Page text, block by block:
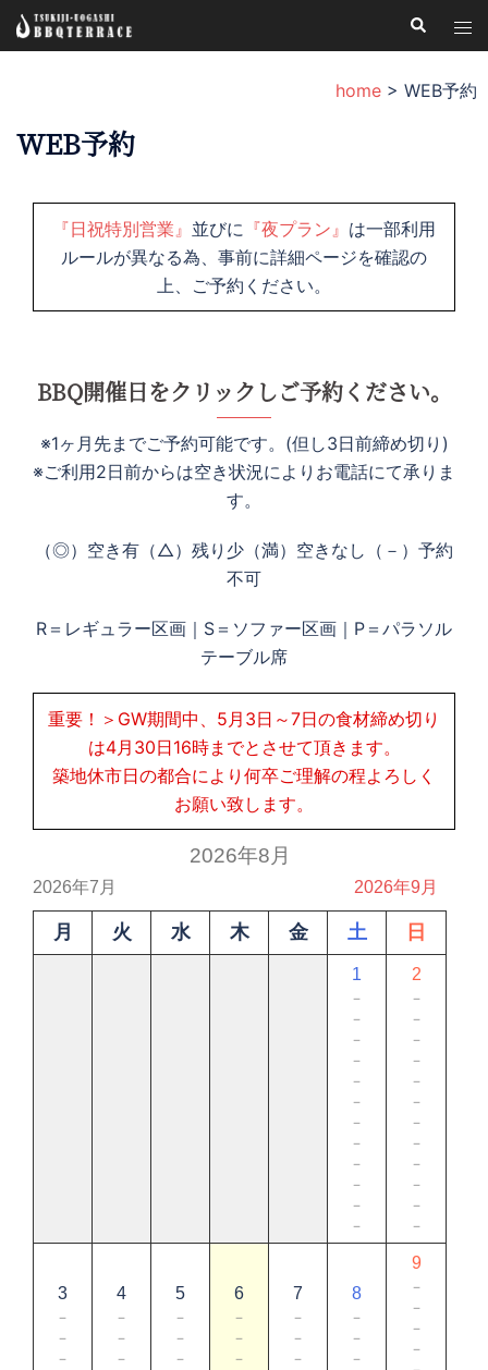
検
索
ト
グ
ル
home > WEB予約
WEB予約
『日祝特別営業』 並びに 『夜プラン』 は一部利用
ルールが異なる為、事前に詳細ページを確認の
上、ご予約ください。
BBQ開催日をクリックしご予約ください。
※1ヶ月先までご予約可能です。(但し3日前締め切り)
※ご利用2日前からは空き状況によりお電話にて承りま
す。
（◎）空き有（△）残り少（満）空きなし（－）予約
不可
R＝レギュラー区画｜S＝ソファー区画｜P＝パラソル
テーブル席
重要！＞GW期間中、5月3日～7日の食材締め切り
は4月30日16時までとさせて頂きます。
築地休市日の都合により何卒ご理解の程よろしく
お願い致します。
2026年8月
2026年7月 2026年9月
月 火 水 木 金 土 日
1
－
－
－
－
－
－
－
－
－
－
－
－
2
－
－
－
－
－
－
－
－
－
－
－
－
3
－
－
－
4
－
－
－
5
－
－
－
6
－
－
－
7
－
－
－
8
－
－
－
9
－
－
－
－